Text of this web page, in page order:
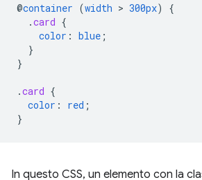
@container (width > 300px)
{
.card {
color : blue ;
}
}
.card {
color : red ;
}
In questo CSS, un elemento con la